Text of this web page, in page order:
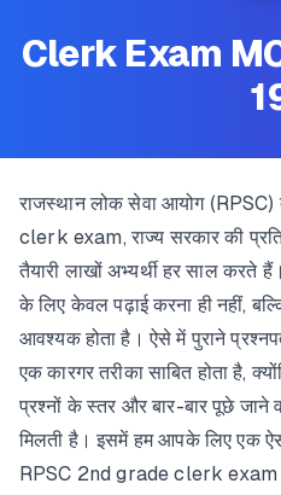
Clerk Exam
राजस्थान लोक सेवा आयोग (RPSC)
clerk exam, राज्य सरकार की
तैयारी लाखों अभ्यर्थी हर साल करते
के लिए केवल पढ़ाई करना ही नहीं,
आवश्यक होता है। ऐसे में पुराने
एक कारगर तरीका साबित होता है,
प्रश्नों के स्तर और बार-बार पूछे जाने
मिलती है। इसमें हम आपके लिए एक
RPSC 2nd grade clerk exam के